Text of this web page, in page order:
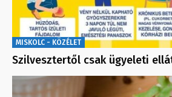
MISKOLC - KÖZÉLET
Szilvesztertől csak ügyeleti